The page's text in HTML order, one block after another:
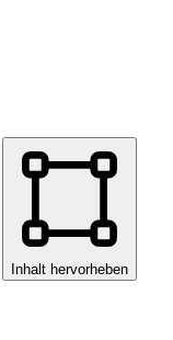
Inhalt hervorheben